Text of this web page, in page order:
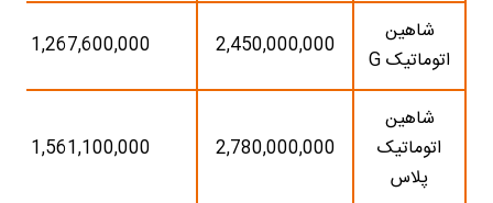
شاهین
اتوماتیک G
2,450,000,000
1,267,600,000
شاهین
اتوماتیک
پلاس
2,780,000,000
1,561,100,000